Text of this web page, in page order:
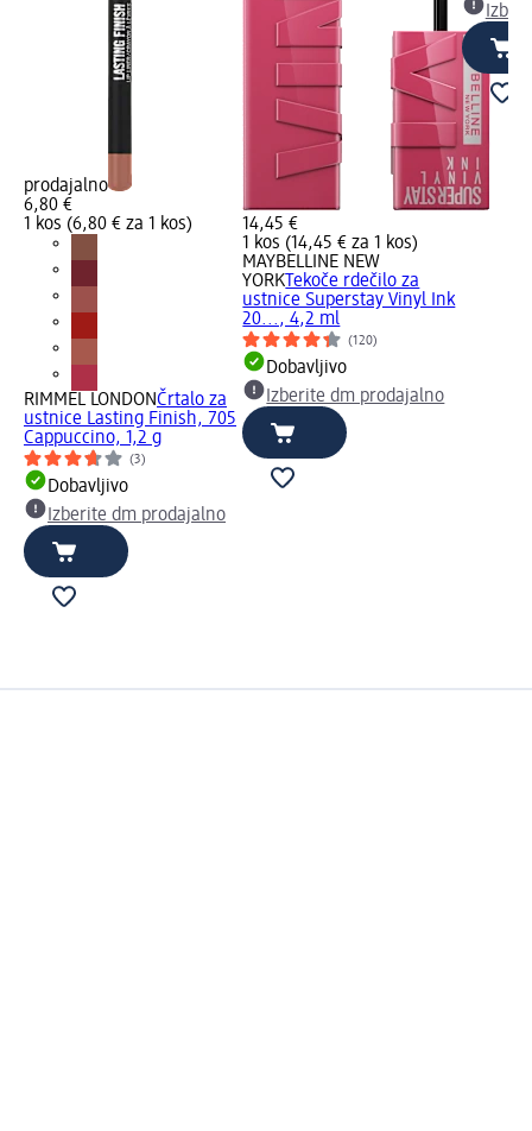
prodajalno
6,80 €
1 kos (6,80 € za 1 kos)
RIMMEL LONDONČrtalo za
ustnice Lasting Finish, 705
Cappuccino, 1,2 g
(3)
Dobavljivo
Izberite dm prodajalno
14,45 €
1 kos (14,45 € za 1 kos)
MAYBELLINE NEW
YORK Tekoče rdečilo za
ustnice Superstay Vinyl Ink
20..., 4,2 ml
(120)
Dobavljivo
Izberite dm prodajalno